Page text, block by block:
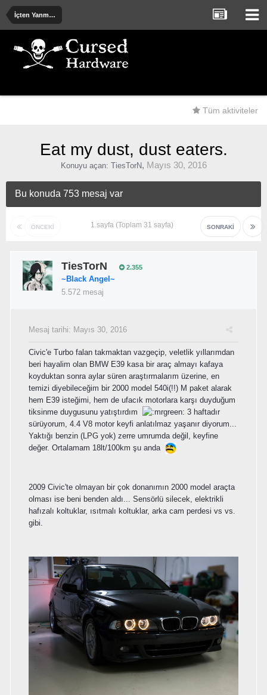
İçten Yanmalı ve Elektrik Motorlu Araçlar
Tüm aktiviteler
Eat my dust, dust eaters.
Konuyu açan: TiesTorN, Mayıs 30, 2016
Bu konuda 753 mesaj var
ÖNCEKI SONRAKI
1.sayfa (Toplam 31 sayfa)
TiesTorN 2.355
~Black Angel~
5.572 mesaj
Mesaj tarihi: Mayıs 30, 2016
Civic'e Turbo falan takmaktan vazgeçip, veletlik yıllarımdan
beri hayalim olan BMW E39 kasa bir araç almayı kafaya
koyduktan sonra aylar süren araştırmalarım üzerine, en
temizi diyebileceğim bir 2000 model 540i(!!) M paket alarak
hem E39 isteğimi, hem de ufacık motorlara karşı duyduğum
tiksinme duygusunu yatıştırdım
3 haftadır
sürüyorum, 4.4 V8 motor keyfi anlatılmaz yaşanır diyorum...
Yaktığı benzin (LPG yok) zerre umrumda değil, keyfine
değer. Ortalamam 18lt/100km şu anda
2009 Civic'te olmayan bir çok donanımın 2000 model araçta
olması ise beni benden aldı... Sensörlü silecek, elektrikli
hafızalı koltuklar, ısıtmalı koltuklar, arka cam perdesi vs vs.
gibi.